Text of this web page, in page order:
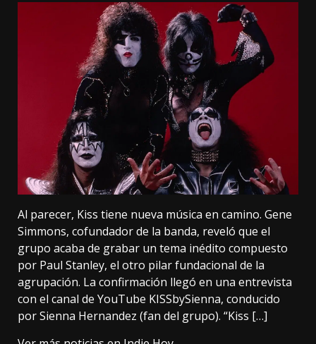
Al parecer, Kiss tiene nueva música en camino. Gene
Simmons, cofundador de la banda, reveló que el
grupo acaba de grabar un tema inédito compuesto
por Paul Stanley, el otro pilar fundacional de la
agrupación. La confirmación llegó en una entrevista
con el canal de YouTube KISSbySienna, conducido
por Sienna Hernandez (fan del grupo). “Kiss […]